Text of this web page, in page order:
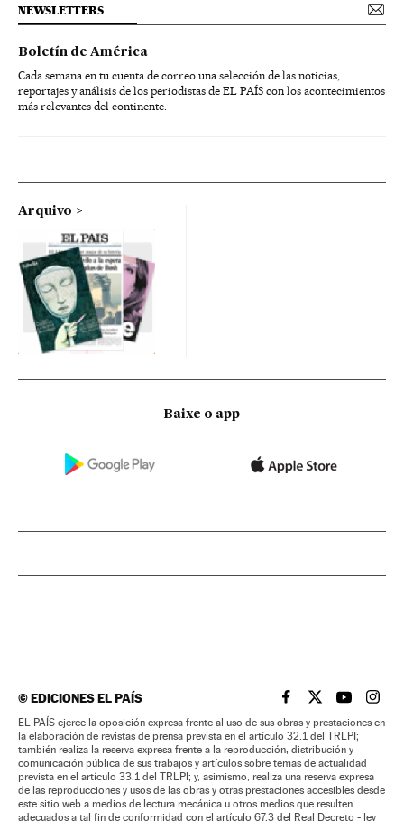
NEWSLETTERS
Boletín de América
Cada semana en tu cuenta de correo una selección de las noticias,
reportajes y análisis de los periodistas de EL PAÍS con los acontecimientos
más relevantes del continente.
Arquivo
Baixe o app
©EDICIONES EL PAÍS EL PAÍS BRASIL EN
EL PAÍSEL PAÍS
EL
EL PAÍS ejerce la oposición expresa frente al uso de sus obras y prestaciones en
la elaboración de revistas de prensa prevista en el artículo 32.1 del TRLPI;
también realiza la reserva expresa frente a la reproducción, distribución y
comunicación pública de sus trabajos y artículos sobre temas de actualidad
prevista en el artículo 33.1 del TRLPI; y, asimismo, realiza una reserva expresa
de las reproducciones y usos de las obras y otras prestaciones accesibles desde
este sitio web a medios de lectura mecánica u otros medios que resulten
adecuados a tal fin de conformidad con el artículo 67.3 del Real Decreto - ley